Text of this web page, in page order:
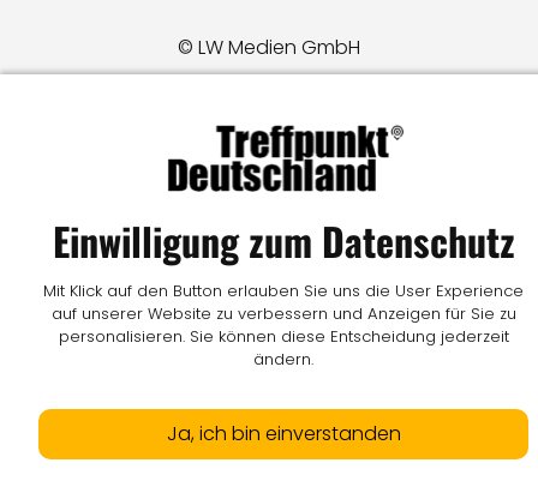
© LW Medien GmbH
Einwilligung zum Datenschutz
Mit Klick auf den Button erlauben Sie uns die User Experience
auf unserer Website zu verbessern und Anzeigen für Sie zu
personalisieren. Sie können diese Entscheidung jederzeit
ändern.
Ja, ich bin einverstanden